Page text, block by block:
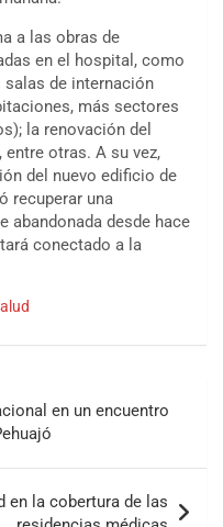
a las obras de
en el hospital, como
salas de internación
más sectores
la renovación del
otras. A su vez,
del nuevo edificio de
recuperar una
abandonada desde hace
conectado a la
en un encuentro
en la cobertura de las